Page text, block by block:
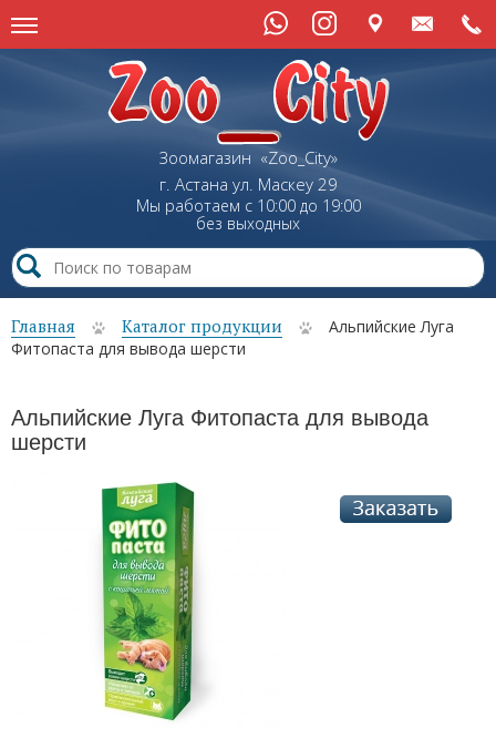
Зоомагазин «Zoo_City»
г. Астана ул. Маскеу29
Мы работаем с 10:00 до 19:00
без выходных
Главная Каталог продукции
Альпийские Луга
Фитопаста для вывода шерсти
Альпийские Луга Фитопаста для вывода
шерсти